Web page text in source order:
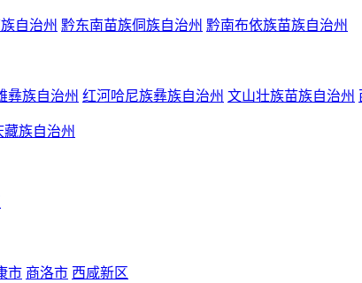
自治州 黔东南苗族侗族自治州 黔南布依族苗族自治州
彝族自治州 红河哈尼族彝族自治州 文山壮族苗族自治州
藏族自治州
市 商洛市 西咸新区